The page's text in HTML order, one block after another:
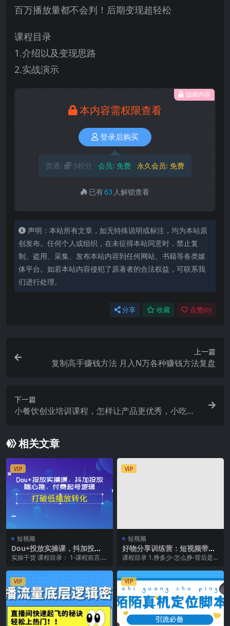
百万播放量都不会判！后期变现超轻松
课程目录
1.介绍以及变现思路
2.实战演示
隐藏内容
本内容需权限查看
登录后购买
普通: 5积分 会员: 免费 永久会员: 免费
已有63 人解锁查看
声明：本站所有文章，如无特殊说明或标注，均为本站原
创发布。任何个人或组织，在未征得本站同意时，禁止复
制、盗用、采集、发布本站内容到任何网站、书籍等各类媒
体平台。如若本站内容侵犯了原著者的合法权益，可联系我
们进行处理。
分享 收藏 点赞(0)
上一篇
复制高手赚钱方法 月入N万各种赚钱方法复盘
下一篇
小餐饮创业培训课程，怎样让产品更优秀，小吃行
相关文章
VIP
短视频
Dou+投放实操课，抖加投
放，随心推，付费起号逻辑，
实操干货 课程目录： 1-课程前言.m
VIP
短视频
好物分享训练营：短视频带货
最新爆单实战核心，从入门到
课程目录 1.挣多少-怎么挣-背后是
VIP VIP